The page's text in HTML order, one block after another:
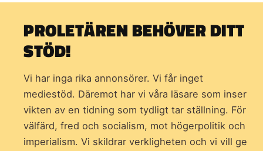
PROLETÄREN BEHÖVER DITT
STÖD!
Vi har inga rika annonsörer. Vi får inget
mediestöd. Däremot har vi våra läsare som inser
vikten av en tidning som tydligt tar ställning. För
välfärd, fred och socialism, mot högerpolitik och
imperialism. Vi skildrar verkligheten och vi vill ge